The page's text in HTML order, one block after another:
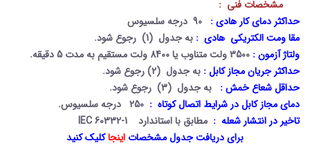
مشخصات فنی :
حداکثر دمای کار هادی : 90 درجه سلسیوس
مقا ومت الکتریکی هادی : به جدول (1) رجوع شود.
ولتاژ آزمون : 3500 ولت متناوب یا 8400 ولت مستقیم به مدت 5 دقیقه.
حداکثر جریان مجاز کابل : به جدول (2) رجوع شود.
حداقل شعاع خمش : به جدول (3) رجوع شود.
دمای مجاز کابل در شرایط اتصال کوتاه : 250 درجه سلسیوس.
تاخیر در انتشار شعله : مطابق با استاندارد IEC 60332-1
برای دریافت جدول مشخصات اینجاکلیک کنید